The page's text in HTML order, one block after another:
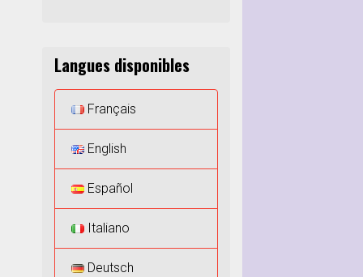
Langues disponibles
Français
English
Español
Italiano
Deutsch